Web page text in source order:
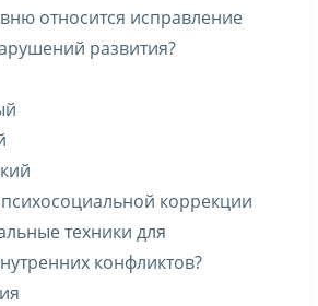
относится исправление
развития?
коррекции
техники для
конфликтов?